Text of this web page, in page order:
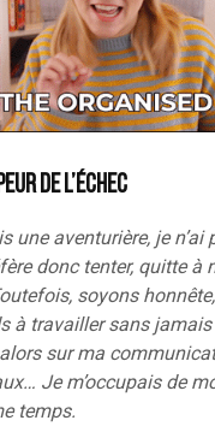
de l’échec
une aventurière, je n’ai
donc tenter, quitte à
soyons
à travailler sans jamais
sur ma
Je m’occupais de
temps.